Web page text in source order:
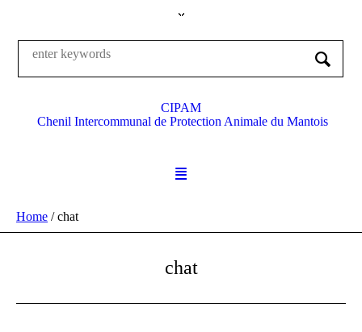
CIPAM
Chenil Intercommunal de Protection Animale du Mantois
Home /chat
chat